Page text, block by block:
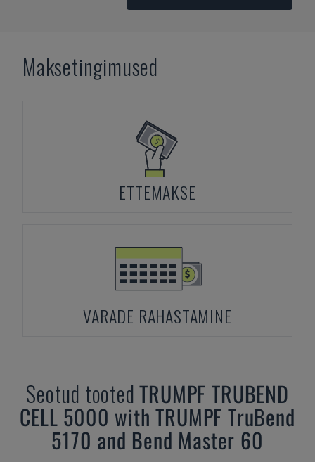
Maksetingimused
ETTEMAKSE
VARADE RAHASTAMINE
Seotud tootedTRUMPF TRUBEND
CELL 5000 with TRUMPF TruBend
5170 and Bend Master 60